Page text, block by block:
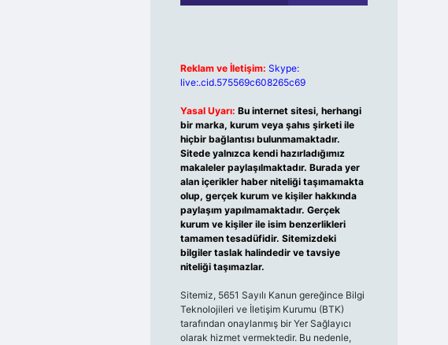
Reklam ve İletişim: Skype:
live:.cid.575569c608265c69
Yasal Uyarı: Bu internet sitesi, herhangi
bir marka, kurum veya şahıs şirketi ile
hiçbir bağlantısı bulunmamaktadır.
Sitede yalnızca kendi hazırladığımız
makaleler paylaşılmaktadır. Burada yer
alan içerikler haber niteliği taşımamakta
olup, gerçek kurum ve kişiler hakkında
paylaşım yapılmamaktadır. Gerçek
kurum ve kişiler ile isim benzerlikleri
tamamen tesadüfidir. Sitemizdeki
bilgiler taslak halindedir ve tavsiye
niteliği taşımazlar.
Sitemiz, 5651 Sayılı Kanun gereğince Bilgi
Teknolojileri ve İletişim Kurumu (BTK)
tarafından onaylanmış bir Yer Sağlayıcı
olarak hizmet vermektedir. Bu nedenle,